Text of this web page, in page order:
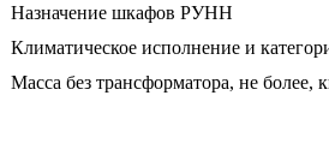
Назначение шкафов РУНН
Климатическое исполнение и
Масса без трансформатора, не более,